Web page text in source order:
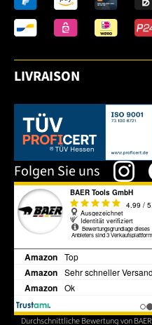
LIVRAISON
Dieser Link öffnet sich in
Folgen Sie uns
Durchschnittliche Bewertung von